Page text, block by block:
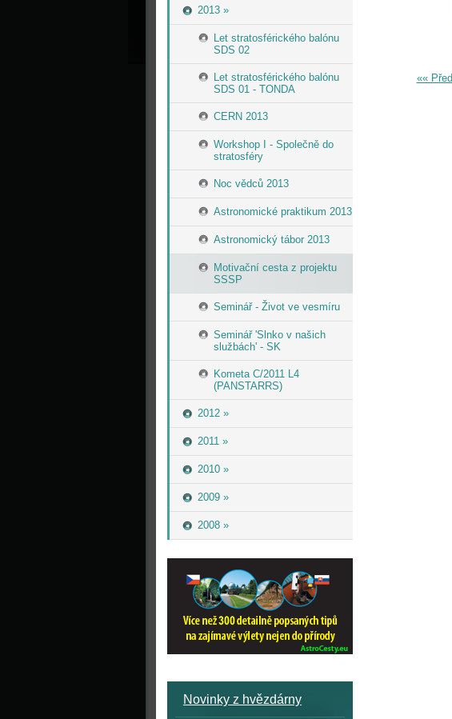
2013 »
Let stratosférického balónu
SDS 02
Let stratosférického balónu
SDS 01 - TONDA
CERN 2013
Workshop I - Společně do
stratosféry
Noc vědců 2013
Astronomické praktikum 2013
Astronomický tábor 2013
Motivační cesta z projektu
SSSP
Seminář - Život ve vesmíru
Seminář 'Slnko v našich
službách' - SK
Kometa C/2011 L4
(PANSTARRS)
2012 »
2011 »
2010 »
2009 »
2008 »
Novinky z hvězdárny
««